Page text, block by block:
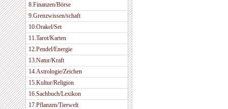
8.Finanzen/Börse
9.Grenzwissen/schaft
10.Orakel/Set
11.Tarot/Karten
12.Pendel/Energie
13.Natur/Kraft
14.Astrologie/Zeichen
15.Kultur/Religion
16.Sachbuch/Lexikon
17.Pflanzen/Tierwelt